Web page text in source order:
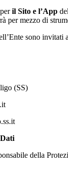
il Sito e l’App
per mezzo di
sono
(SS)
della